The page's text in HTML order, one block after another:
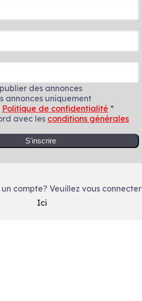
des annonces
annonces uniquement
Politique de confidentialité *
avec les conditions générales
S'inscrire
compte? Veuillez vous connecter
Ici